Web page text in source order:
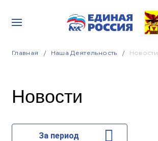
Главная Наша Деятельность Новости
Новости
За период